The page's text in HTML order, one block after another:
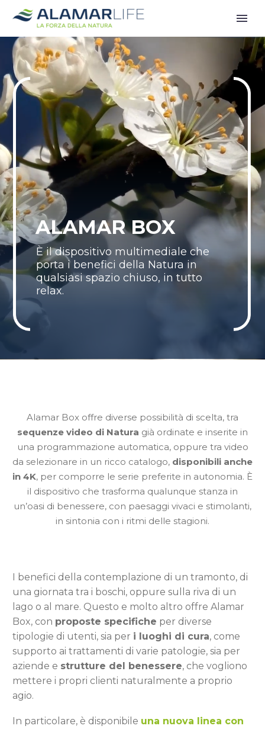
È il dispositivo multimediale che
porta i benefici della Natura in
qualsiasi spazio chiuso, in tutto
relax.
ALAMAR BOX
Alamar Box offre diverse possibilità di scelta, tra
sequenze video di Natura già ordinate e inserite in
una programmazione automatica, oppure tra video
da selezionare in un ricco catalogo, disponibili anche
in 4K, per comporre le serie preferite in autonomia. È
il dispositivo che trasforma qualunque stanza in
un’oasi di benessere, con paesaggi vivaci e stimolanti,
in sintonia con i ritmi delle stagioni.
I benefici della contemplazione di un tramonto, di
una giornata tra i boschi, oppure sulla riva di un
lago o al mare. Questo e molto altro offre Alamar
Box, con proposte specifiche per diverse
tipologie di utenti, sia per i luoghi di cura, come
supporto ai trattamenti di varie patologie, sia per
aziende e strutture del benessere, che vogliono
mettere i propri clienti naturalmente a proprio
agio.
In particolare, è disponibile una nuova linea con